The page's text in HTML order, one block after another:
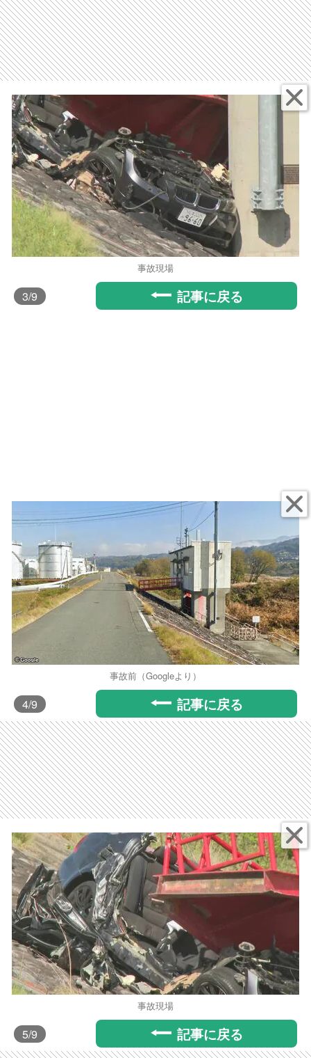
事故現場
3/9 記事に戻る
事故前（Googleより）
4/9 記事に戻る
事故現場
5/9 記事に戻る